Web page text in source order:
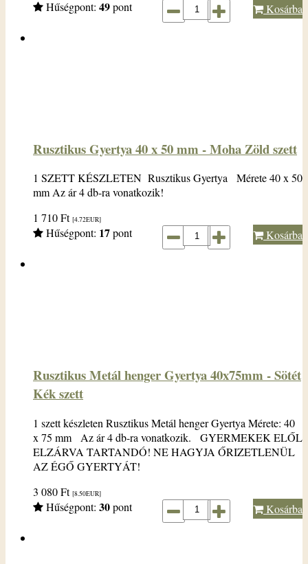
Hűségpont: 49pont Kosárba
Rusztikus Gyertya 40 x 50 mm - Moha Zöld szett
1 SZETT KÉSZLETEN Rusztikus Gyertya Mérete 40 x 50
mm Az ár 4 db-ra vonatkozik!
1 710Ft [4.72EUR]
Hűségpont: 17pont Kosárba
Rusztikus Metál henger Gyertya 40x75mm - Sötét
Kék szett
1 szett készleten Rusztikus Metál henger Gyertya Mérete: 40
x 75 mm Az ár 4 db-ra vonatkozik. GYERMEKEK ELŐL
ELZÁRVA TARTANDÓ! NE HAGYJA ŐRIZETLENÜL
AZ ÉGŐ GYERTYÁT!
3 080Ft [8.50EUR]
Hűségpont: 30pont Kosárba